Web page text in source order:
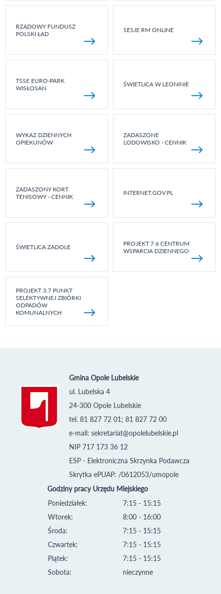
RZĄDOWY FUNDUSZ
POLSKI ŁAD
SESJE RM ONLINE
TSSE EURO-PARK
WISŁOSAN
ŚWIETLICA W LEONINIE
WYKAZ DZIENNYCH
OPIEKUNÓW
ZADASZONE
LODOWISKO - CENNIK
ZADASZONY KORT
TENISOWY - CENNIK
INTERNET.GOV.PL
ŚWIETLICA ZADOLE
PROJEKT 7.6 CENTRUM
WSPARCIA DZIENNEGO
PROJEKT 3.7 PUNKT
SELEKTYWNEJ ZBIÓRKI
ODPADÓW
KOMUNALNYCH
Gmina Opole Lubelskie
ul. Lubelska 4
24-300 Opole Lubelskie
tel. 81 827 72 01; 81 827 72 00
e-mail: sekretariat@opolelubelskie.pl
NIP 717 173 36 12
ESP - Elektroniczna Skrzynka Podawcza
Skrytka ePUAP: /0612053/umopole
Godziny pracy Urzędu Miejskiego
Poniedziałek:
Wtorek:
Środa:
Czwartek:
Piątek:
Sobota:
7:15 - 15:15
8:00 - 16:00
7:15 - 15:15
7:15 - 15:15
7:15 - 15:15
nieczynne